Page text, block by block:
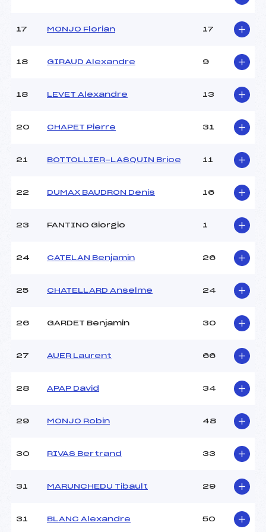
Température arrivée :
– 7
Pénalité appliquée :
39.9800
17 MONJO Florian 17
18 GIRAUD Alexandre 9
18 LEVET Alexandre 13
20 CHAPET Pierre 31
21 BOTTOLLIER-LASQUIN Brice 11
22 DUMAX BAUDRON Denis 16
23 FANTINO Giorgio 1
24 CATELAN Benjamin 26
25 CHATELLARD Anselme 24
26 GARDET Benjamin 30
27 AUER Laurent 66
28 APAP David 34
29 MONJO Robin 48
30 RIVAS Bertrand 33
31 MARUNCHEDU Tibault 29
31 BLANC Alexandre 50